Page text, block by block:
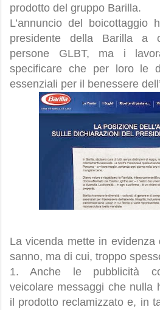
prodotto del gruppo Barilla.
L’annuncio del boicottaggio
presidente della Barilla a
persone GLBT, ma i
specificare che per loro le
essenziali per il benessere
La vicenda mette in evidenza
sanno, ma di cui, troppo
1. Anche le pubblicità
veicolare messaggi che nulla
il prodotto reclamizzato e, in